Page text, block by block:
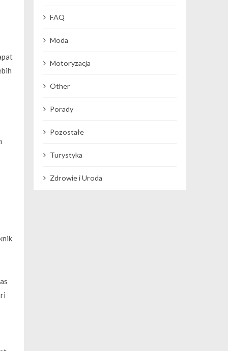
FAQ
Moda
Motoryzacja
Other
Porady
Pozostałe
Turystyka
Zdrowie i Uroda